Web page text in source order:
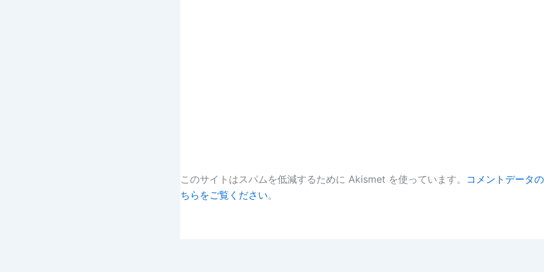
このサイトはスパムを低減するために Akismet を使っています。 コメントデータ
ちらをご覧ください。